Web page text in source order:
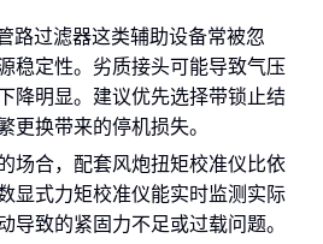
路过滤器这类辅助设备常被忽
稳定性。劣质接头可能导致气压
降明显。建议优先选择带锁止结
更换带来的停机损失。
场合，配套风炮扭矩校准仪比依
显式力矩校准仪能实时监测实际
导致的紧固力不足或过载问题。